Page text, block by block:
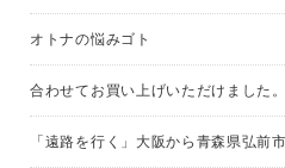
オトナの悩みゴト
合わせてお買い上げいただけました
「遠路を行く」大阪から青森県弘前